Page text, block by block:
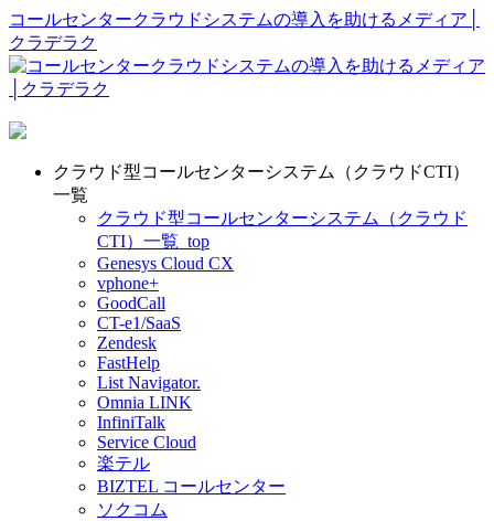
コールセンタークラウドシステムの導入を助けるメディア│
クラデラク
クラウド型コールセンターシステム（クラウドCTI）
一覧
クラウド型コールセンターシステム（クラウド
CTI）一覧_top
Genesys Cloud CX
vphone+
GoodCall
CT-e1/SaaS
Zendesk
FastHelp
List Navigator.
Omnia LINK
InfiniTalk
Service Cloud
楽テル
BIZTEL コールセンター
ソクコム